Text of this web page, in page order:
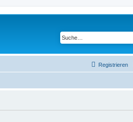
Registrieren